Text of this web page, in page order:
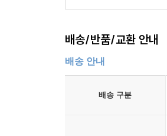
배송/반품/교환 안내
배송 안내
배송 구분